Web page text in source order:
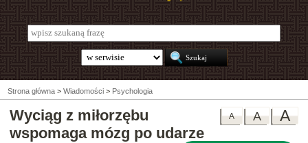
Strona główna > Wiadomości > Psychologia
A
A
A
Wyciąg z miłorzębu
wspomaga mózg po udarze